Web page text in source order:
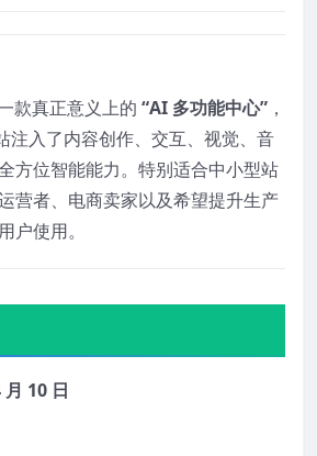
款真正意义上的 “AI 多功能中心” ，
注入了内容创作、交互、视觉、音
方位智能能力。特别适合中小型站
营者、电商卖家以及希望提升生产
户使用。
10 日